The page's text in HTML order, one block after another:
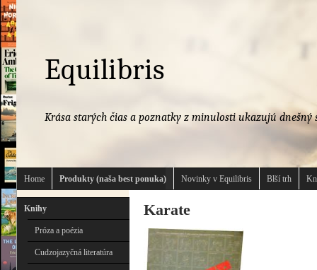
Equilibris
Krása starých čias a poznatky z minulosti ukazujú dnešný
Home Produkty (naša best ponuka) Novinky v Equilibris Blší trh
Knihy
Próza a poézia
Cudzojazyčná literatúra
Karate